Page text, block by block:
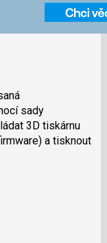
sady
3D tiskárnu
a tisknout